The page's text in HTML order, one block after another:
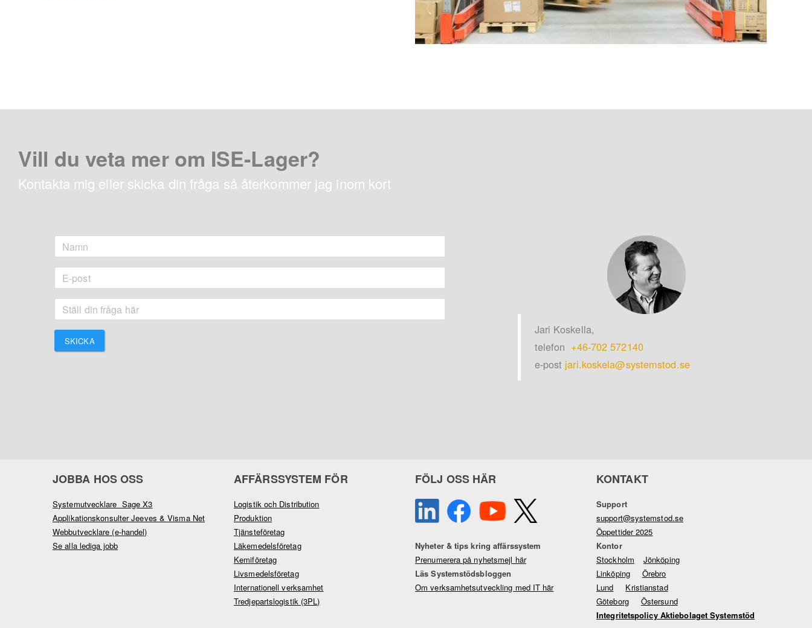
Vill du veta mer om ISE-Lager?
Kontakta mig eller skicka din fråga så återkommer jag inom kort
SKICKA
Jari Koskella,
telefon +46-702 572140
e-post jari.koskela@systemstod.se
JOBBA HOS OSS
Systemutvecklare Sage X3
Applikationskonsulter Jeeves & Visma Net
Webbutvecklare (e-handel)
Se alla lediga jobb
AFFÄRSSYSTEM FÖR
Logistik och Distribution
Produktion
Tjänsteföretag
Läkemedelsföretag
Kemiföretag
Livsmedelsföretag
Internationell verksamhet
Tredjepartslogistik (3PL)
FÖLJ OSS HÄR
Nyheter & tips kring affärssystem
Prenumerera på nyhetsmejl här
Läs Systemstödsbloggen
Om verksamhetsutveckling med IT här
KONTAKT
Support
support@systemstod.se
Öppettider 2025
Kontor
Stockholm
Jönköping
Linköping
Örebro
Lund
Kristianstad
Göteborg
Östersund
Integritetspolicy Aktiebolaget Systemstöd